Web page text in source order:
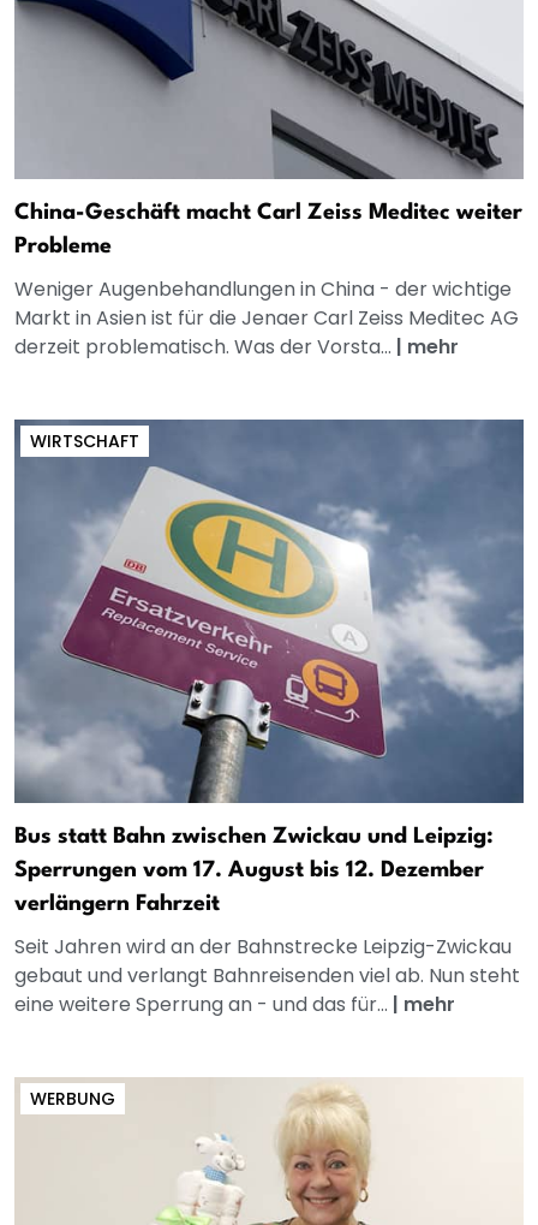
China-Geschäft macht Carl Zeiss Meditec weiter
Probleme
Weniger Augenbehandlungen in China - der wichtige
Markt in Asien ist für die Jenaer Carl Zeiss Meditec AG
derzeit problematisch. Was der Vorsta... | mehr
WIRTSCHAFT
Bus statt Bahn zwischen Zwickau und Leipzig:
Sperrungen vom 17. August bis 12. Dezember
verlängern Fahrzeit
Seit Jahren wird an der Bahnstrecke Leipzig-Zwickau
gebaut und verlangt Bahnreisenden viel ab. Nun steht
eine weitere Sperrung an - und das für... | mehr
WERBUNG